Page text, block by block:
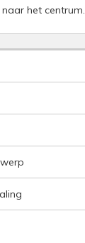
naar het centrum.